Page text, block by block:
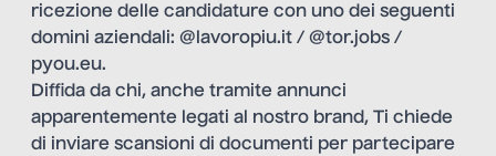
ricezione delle candidature con uno dei seguenti
domini aziendali: @lavoropiu.it / @tor.jobs /
pyou.eu.
Diffida da chi, anche tramite annunci
apparentemente legati al nostro brand, Ti chiede
di inviare scansioni di documenti per partecipare